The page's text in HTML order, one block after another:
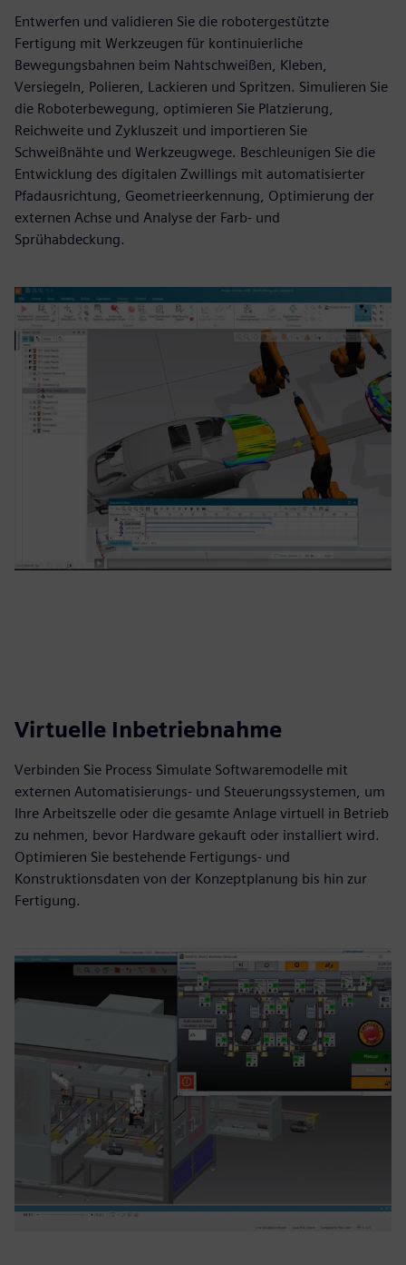
Entwerfen und validieren Sie die robotergestützte
Fertigung mit Werkzeugen für kontinuierliche
Bewegungsbahnen beim Nahtschweißen, Kleben,
Versiegeln, Polieren, Lackieren und Spritzen. Simulieren Sie
die Roboterbewegung, optimieren Sie Platzierung,
Reichweite und Zykluszeit und importieren Sie
Schweißnähte und Werkzeugwege. Beschleunigen Sie die
Entwicklung des digitalen Zwillings mit automatisierter
Pfadausrichtung, Geometrieerkennung, Optimierung der
externen Achse und Analyse der Farb- und
Sprühabdeckung.
Virtuelle Inbetriebnahme
Verbinden Sie Process Simulate Softwaremodelle mit
externen Automatisierungs- und Steuerungssystemen, um
Ihre Arbeitszelle oder die gesamte Anlage virtuell in Betrieb
zu nehmen, bevor Hardware gekauft oder installiert wird.
Optimieren Sie bestehende Fertigungs- und
Konstruktionsdaten von der Konzeptplanung bis hin zur
Fertigung.